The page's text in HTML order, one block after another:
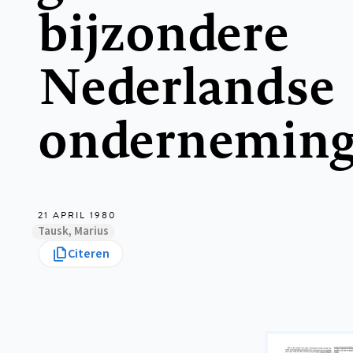
bijzondere
Nederlandse
21 APRIL 1980
Tausk, Marius
Citeren